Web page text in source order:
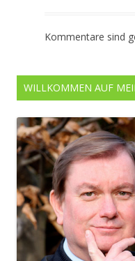
Kommentare sind
WILLKOMMEN AUF